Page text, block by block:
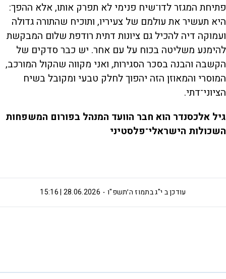
פתיחת המגזר לדו־שיח פנימי לא תפרק אותו, אלא ההפך:
היא תעשיר את עולמם של צעיריו, ותוכיח שהתורה גדולה
ועמוקה דיה להכיל גם ציונות דתית רודפת שלום המבקשת
להימנע משליטה בכוח על עם אחר. יש כבר סדקים של
הקשבה והבנה בסכר הסגירות, ואני מקווה שהקול המורכב,
המוסרי והמאוזן הזה יהפוך לחלק טבעי ומקובל בשיח
הציוני־דתי.
גיל אלכסנדר הוא חבר הוועד המנהל בפורום המשפחות
השכולות הישראלי־פלסטיני
י"ג בתמוז ה׳תשפ"ו 28.06.2026 | 15:16 עודכן ב